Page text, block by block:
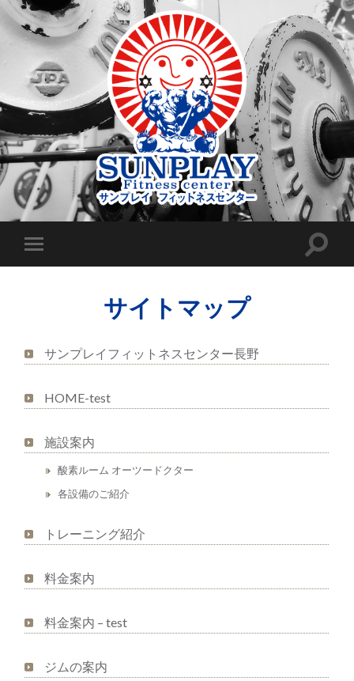
サイトマップ
サンプレイフィットネスセンター長野
HOME-test
施設案内
酸素ルーム オーツードクター
各設備のご紹介
トレーニング紹介
料金案内
料金案内 – test
ジムの案内